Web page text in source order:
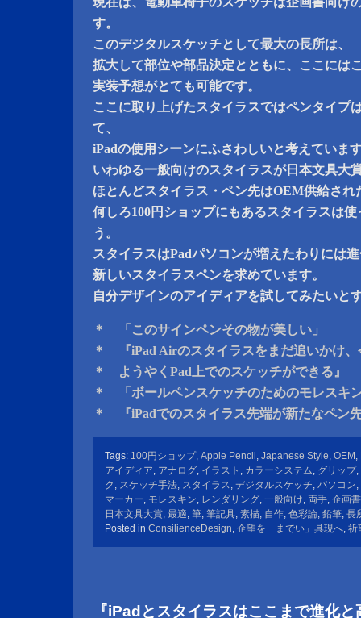
す。
このデジタルスケッチとして最大の長所は、
拡大して部位や部品決定とともに、ここには
実装予想がとても可能です。
ここに取り上げたスタイラスではペンタイプ
て、
iPadの使用シーンにふさわしいと考えていま
いわゆる一般向けのスタイラスが日本文具大
ほとんどスタイラス・ペン先はOEM供給さ
何しろ100円ショップにもあるスタイラスは
う。
スタイラスはPadパソコンが増えたわりには
新しいスタイラスペンを求めています。
自分デザインのアイディアを試してみたいと
＊ 「このサインペンその物が美しい」
＊ 『iPad Airのスタイラスをまだ追いかけ、
＊ ようやくPad上でのスケッチができる』
＊ 「ボールペンスケッチのためのモレスキ
＊ 『iPadでのスタイラス先端が新たなペン
Tags: 100円ショップ, Apple Pencil , Japanese Style, OEM ,
アイディア, アナログ, イラスト , カラーシステム, グリップ,
ク , スケッチ手法, スタイラス, デジタルスケッチ, パソコン,
マーカー, モレスキン, レンダリング, 一般向け, 両手, 企画書
日本文具大賞, 最適, 筆, 筆記具, 素描, 自作, 色彩論, 鉛筆, 長
Posted in ConsilienceDesign, 企望を「までい」具現へ, 祈
『iPadとスタイラスはここまで進化